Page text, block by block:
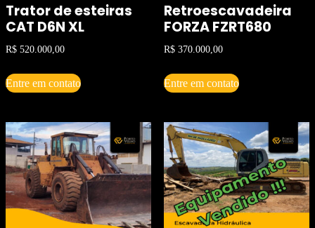
Trator de esteiras
CAT D6N XL
R$ 520.000,00
Entre em contato
Retroescavadeira
FORZA FZRT680
R$370.000,00
Entre em contato